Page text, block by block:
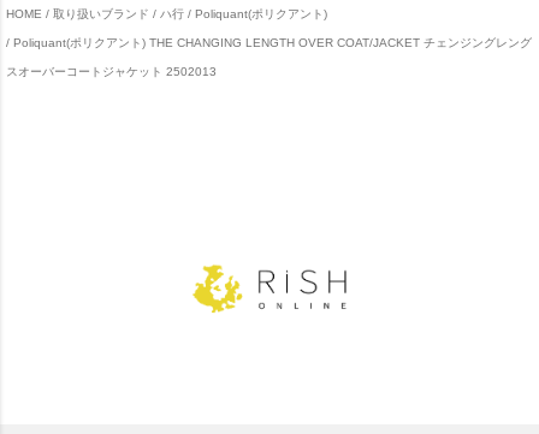
HOME 取り扱いブランド ハ行 Poliquant(ポリクアント)
Poliquant(ポリクアント) THE CHANGING LENGTH OVER COAT/JACKET チェンジングレング
スオーバーコートジャケット 2502013